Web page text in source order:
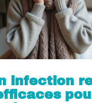
infection